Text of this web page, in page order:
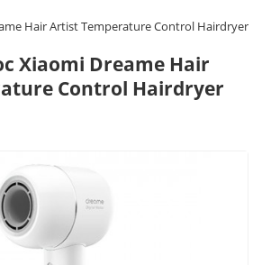
Hair Artist Temperature Control Hairdryer
Xiaomi Dreame Hair
Control Hairdryer